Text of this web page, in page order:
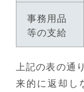
事務用品
等の支給
上記の表の通
来的に返却し